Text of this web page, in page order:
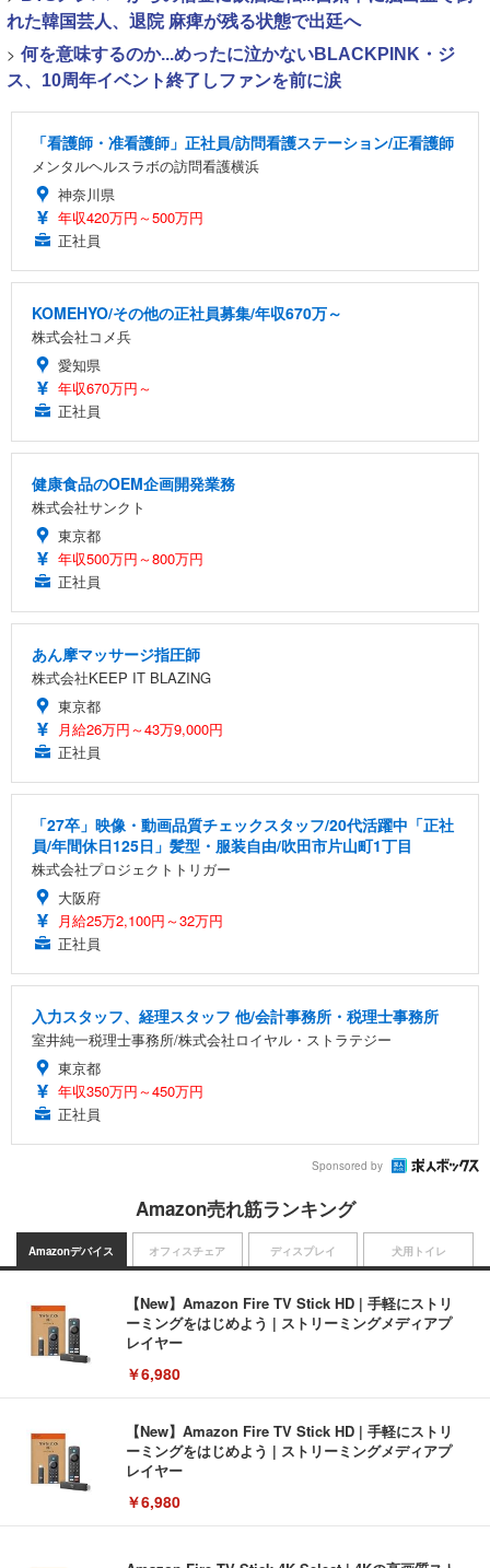
れた韓国芸人、退院 麻痺が残る状態で出廷へ
> 何を意味するのか...めったに泣かないBLACKPINK・ジ
ス、10周年イベント終了しファンを前に涙
「看護師・准看護師」正社員/訪問看護ステーション/正看護師
メンタルヘルスラボの訪問看護横浜
神奈川県
年収420万円～500万円
正社員
KOMEHYO/その他の正社員募集/年収670万～
株式会社コメ兵
愛知県
年収670万円～
正社員
健康食品のOEM企画開発業務
株式会社サンクト
東京都
年収500万円～800万円
正社員
あん摩マッサージ指圧師
株式会社KEEP IT BLAZING
東京都
月給26万円～43万9,000円
正社員
「27卒」映像・動画品質チェックスタッフ/20代活躍中「正社
員/年間休日125日」髪型・服装自由/吹田市片山町1丁目
株式会社プロジェクトトリガー
大阪府
月給25万2,100円～32万円
正社員
入力スタッフ、経理スタッフ 他/会計事務所・税理士事務所
室井純一税理士事務所/株式会社ロイヤル・ストラテジー
東京都
年収350万円～450万円
正社員
Sponsored by
Amazon売れ筋ランキング
Amazonデバイス
【New】Amazon Fire TV Stick HD | 手軽にストリ
ーミングをはじめよう | ストリーミングメディアプ
レイヤー
￥6,980
【New】Amazon Fire TV Stick HD | 手軽にストリ
ーミングをはじめよう | ストリーミングメディアプ
レイヤー
￥6,980
オフィスチェア ディスプレイ 犬用トイレ